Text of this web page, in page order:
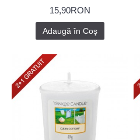
15,90RON
Adaugă în Coş